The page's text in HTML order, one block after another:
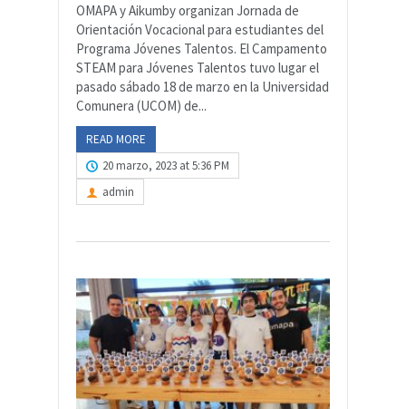
OMAPA y Aikumby organizan Jornada de
Orientación Vocacional para estudiantes del
Programa Jóvenes Talentos. El Campamento
STEAM para Jóvenes Talentos tuvo lugar el
pasado sábado 18 de marzo en la Universidad
Comunera (UCOM) de...
READ MORE
20 marzo, 2023 at 5:36 PM
admin